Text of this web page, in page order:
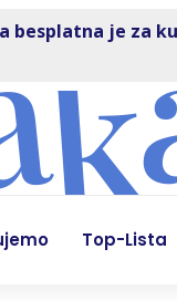
besplatna je za
Top-Lista